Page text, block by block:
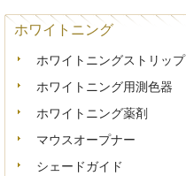
ホワイトニング
ホワイトニングストリップ
ホワイトニング用測色器
ホワイトニング薬剤
マウスオープナー
シェードガイド